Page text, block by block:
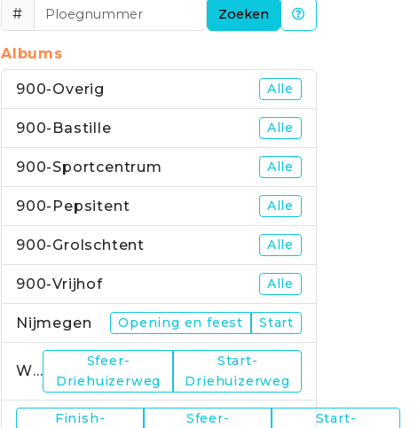
#
Zoeken
Albums
900-Overig Alle
900-Bastille Alle
900-Sportcentrum Alle
900-Pepsitent Alle
900-Grolschtent Alle
900-Vrijhof Alle
Nijmegen Opening en feest Start
WP1
Sfeer-
Driehuizerweg
Start-
Driehuizerweg
Finish-
Sfeer-
Start-